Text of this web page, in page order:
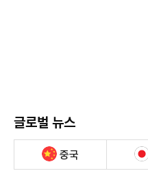
글로벌 뉴스
중국